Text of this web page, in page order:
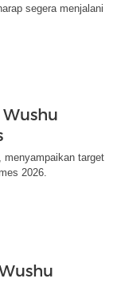
segera menjalani
menyampaikan target
2026.